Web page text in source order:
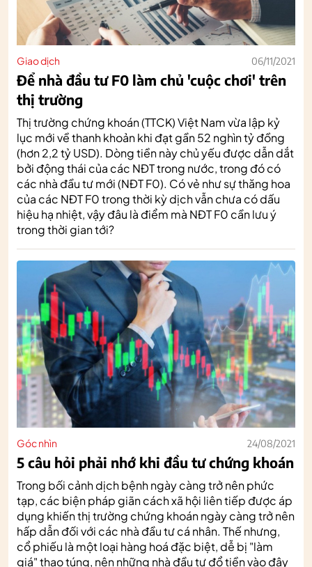
Giao dịch 06/11/2021
Để nhà đầu tư F0 làm chủ 'cuộc chơi' trên
thị trường
Thị trường chứng khoán (TTCK) Việt Nam vừa lập kỷ
lục mới về thanh khoản khi đạt gần 52 nghìn tỷ đồng
(hơn 2,2 tỷ USD). Dòng tiền này chủ yếu được dẫn dắt
bởi động thái của các NĐT trong nước, trong đó có
các nhà đầu tư mới (NĐT F0). Có vẻ như sự thăng hoa
của các NĐT F0 trong thời kỳ dịch vẫn chưa có dấu
hiệu hạ nhiệt, vậy đâu là điểm mà NĐT F0 cần lưu ý
trong thời gian tới?
Góc nhìn 24/08/2021
5 câu hỏi phải nhớ khi đầu tư chứng khoán
Trong bối cảnh dịch bệnh ngày càng trở nên phức
tạp, các biện pháp giãn cách xã hội liên tiếp được áp
dụng khiến thị trường chứng khoán ngày càng trở nên
hấp dẫn đối với các nhà đầu tư cá nhân. Thế nhưng,
cổ phiếu là một loại hàng hoá đặc biệt, dễ bị "làm
giá" thao túng, nên những nhà đầu tư đổ tiền vào đây